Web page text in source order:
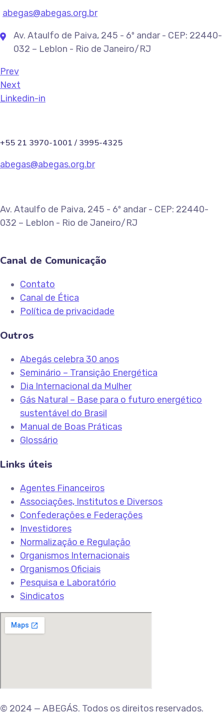
abegas@abegas.org.br
Av. Ataulfo de Paiva, 245 - 6º andar - CEP: 22440-
032 – Leblon - Rio de Janeiro/RJ
Prev
Next
Linkedin-in
+55 21 3970-1001 / 3995-4325
abegas@abegas.org.br
Av. Ataulfo de Paiva, 245 - 6º andar - CEP: 22440-
032 – Leblon - Rio de Janeiro/RJ
Canal de Comunicação
Contato
Canal de Ética
Política de privacidade
Outros
Abegás celebra 30 anos
Seminário – Transição Energética
Dia Internacional da Mulher
Gás Natural – Base para o futuro energético
sustentável do Brasil
Manual de Boas Práticas
Glossário
Links úteis
Agentes Financeiros
Associações, Institutos e Diversos
Confederações e Federações
Investidores
Normalização e Regulação
Organismos Internacionais
Organismos Oficiais
Pesquisa e Laboratório
Sindicatos
© 2024 — ABEGÁS. Todos os direitos reservados.